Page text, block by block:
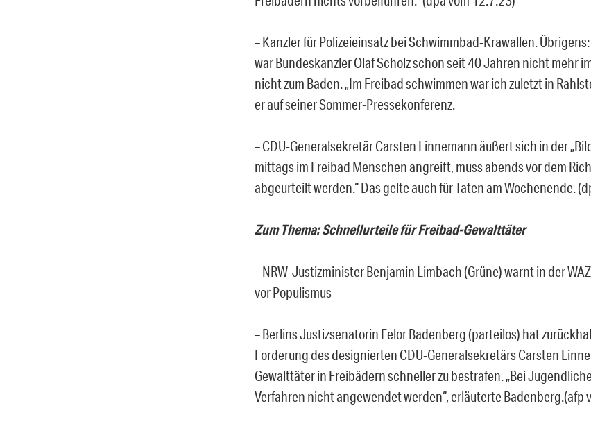
– Kanzler für Polizeieinsatz bei Schwimmbad-Krawallen.
war Bundeskanzler Olaf Scholz schon seit 40 Jahren nicht mehr
nicht zum Baden. „Im Freibad schwimmen war ich zuletzt in
er auf seiner Sommer-Pressekonferenz.
– CDU-Generalsekretär Carsten Linnemann äußert sich in der
mittags im Freibad Menschen angreift, muss abends vor dem
abgeurteilt werden.“ Das gelte auch für Taten am Wochenende.
Zum Thema: Schnellurteile für Freibad-Gewalttäter
– NRW-Justizminister Benjamin Limbach (Grüne) warnt in der
vor Populismus
– Berlins Justizsenatorin Felor Badenberg (parteilos) hat
Forderung des designierten CDU-Generalsekretärs Carsten
Gewalttäter in Freibädern schneller zu bestrafen. „Bei
Verfahren nicht angewendet werden“, erläuterte Badenberg.(afp